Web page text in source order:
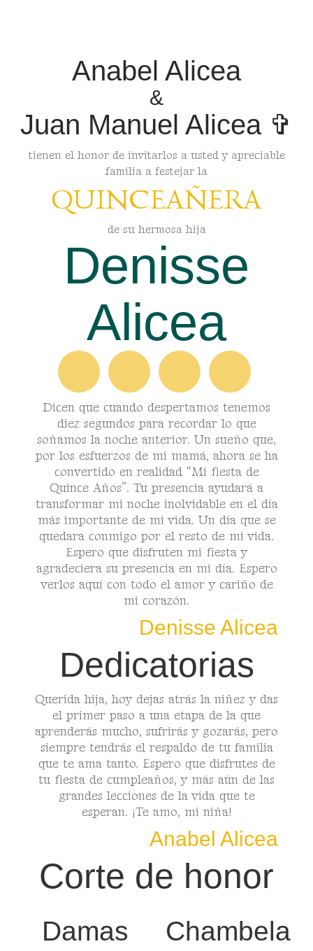
Anabel Alicea
&
Juan Manuel Alicea ✞
tienen el honor de invitarlos a usted y apreciable
familia a festejar la
QUINCEAÑERA
de su hermosa hija
Denisse
Alicea
Dicen que cuando despertamos tenemos
diez segundos para recordar lo que
soñamos la noche anterior. Un sueño que,
por los esfuerzos de mi mamá, ahora se ha
convertido en realidad “Mi fiesta de
Quince Años”. Tu presencia ayudará a
transformar mi noche inolvidable en el día
más importante de mi vida. Un día que se
quedara conmigo por el resto de mi vida.
Espero que disfruten mi fiesta y
agradeciera su presencia en mi día. Espero
verlos aquí con todo el amor y cariño de
mi corazón.
Denisse Alicea
Dedicatorias
Querida hija, hoy dejas atrás la niñez y das
el primer paso a una etapa de la que
aprenderás mucho, sufrirás y gozarás, pero
siempre tendrás el respaldo de tu familia
que te ama tanto. Espero que disfrutes de
tu fiesta de cumpleaños, y más aún de las
grandes lecciones de la vida que te
esperan. ¡Te amo, mi niña!
Anabel Alicea
Corte de honor
Damas
Chambela